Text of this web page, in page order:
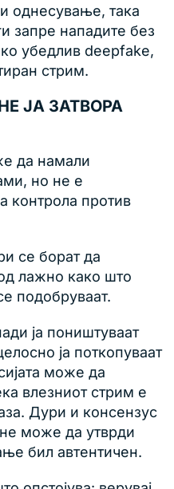
однесување, така
запре нападите без
убедлив deepfake,
стрим.
ЈА ЗАТВОРА
да намали
но не е
контрола против
се борат да
лажно како што
подобруваат.
ја поништуваат
ја поткопуваат
може да
влезниот стрим е
Дури и консензус
може да утврди
бил автентичен.